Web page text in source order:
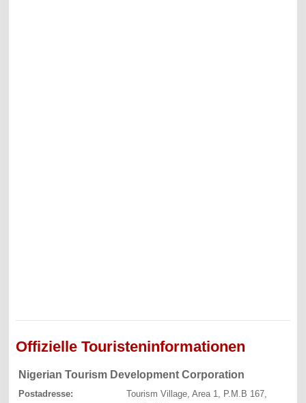
Offizielle Touristeninformationen
Nigerian Tourism Development Corporation
Postadresse:
Tourism Village, Area 1, P.M.B 167,